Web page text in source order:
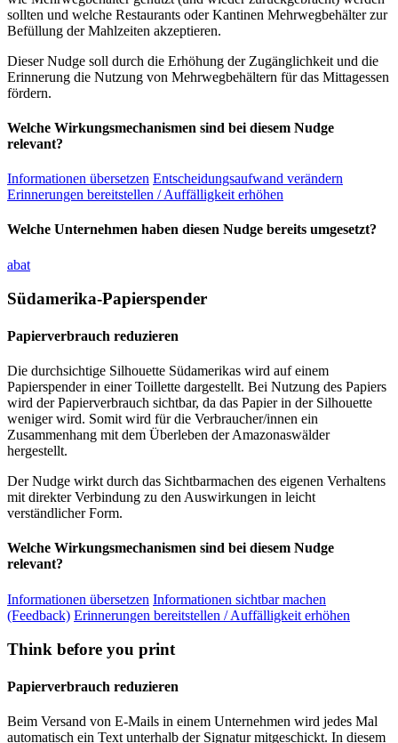
sollten und welche Restaurants oder Kantinen Mehrwegbehälter zur
Befüllung der Mahlzeiten akzeptieren.
Dieser Nudge soll durch die Erhöhung der Zugänglichkeit und die
Erinnerung die Nutzung von Mehrwegbehältern für das Mittagessen
fördern.
Welche Wirkungsmechanismen sind bei diesem Nudge
relevant?
Informationen übersetzen Entscheidungsaufwand verändern
Erinnerungen bereitstellen / Auffälligkeit erhöhen
Welche Unternehmen haben diesen Nudge bereits umgesetzt?
abat
Südamerika-Papierspender
Papierverbrauch reduzieren
Die durchsichtige Silhouette Südamerikas wird auf einem
Papierspender in einer Toillette dargestellt. Bei Nutzung des Papiers
wird der Papierverbrauch sichtbar, da das Papier in der Silhouette
weniger wird. Somit wird für die Verbraucher/innen ein
Zusammenhang mit dem Überleben der Amazonaswälder
hergestellt.
Der Nudge wirkt durch das Sichtbarmachen des eigenen Verhaltens
mit direkter Verbindung zu den Auswirkungen in leicht
verständlicher Form.
Welche Wirkungsmechanismen sind bei diesem Nudge
relevant?
Informationen übersetzen Informationen sichtbar machen
(Feedback) Erinnerungen bereitstellen / Auffälligkeit erhöhen
Think before you print
Papierverbrauch reduzieren
Beim Versand von E-Mails in einem Unternehmen wird jedes Mal
automatisch ein Text unterhalb der Signatur mitgeschickt. In diesem